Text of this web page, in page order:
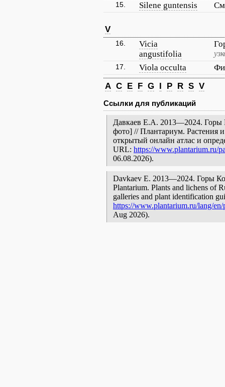
15. Silene guntensis
V
16.
Vicia
angustifolia
17. Viola occulta
A C E F G I P R S V
Ссылки для публикаций
Давкаев Е.А. 2013—2024. Горы
фото] // Плантариум. Растения
открытый онлайн атлас и
URL: https://www.plantarium.ru/
06.08.2026).
Davkaev E. 2013—2024. Горы
Plantarium. Plants and lichens of
galleries and plant identification
https://www.plantarium.ru/lang/
Aug 2026).